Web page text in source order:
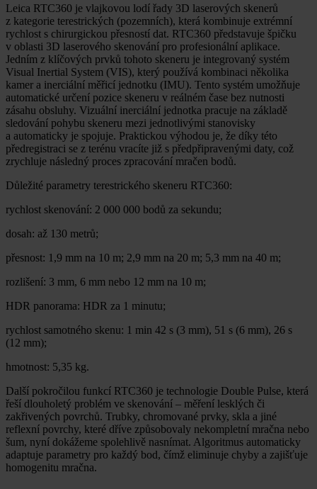
Leica RTC360 je vlajkovou lodí řady 3D laserových skenerů
z kategorie terestrických (pozemních), která kombinuje extrémní
rychlost s chirurgickou přesností dat. RTC360 představuje špičku
v oblasti 3D laserového skenování pro profesionální aplikace.
Jedním z klíčových prvků tohoto skeneru je integrovaný systém
Visual Inertial System (VIS), který používá kombinaci několika
kamer a inerciální měřicí jednotku (IMU). Tento systém umožňuje
automatické určení pozice skeneru v reálném čase bez nutnosti
zásahu obsluhy. Vizuální inerciální jednotka pracuje na základě
sledování pohybu skeneru mezi jednotlivými stanovisky
a automaticky je spojuje. Praktickou výhodou je, že díky této
předregistraci se z terénu vracíte již s předpřipravenými daty, což
zrychluje následný proces zpracování mračen bodů.
Důležité parametry terestrického skeneru RTC360:
rychlost skenování: 2 000 000 bodů za sekundu;
dosah: až 130 metrů;
přesnost: 1,9 mm na 10 m; 2,9 mm na 20 m; 5,3 mm na 40 m;
rozlišení: 3 mm, 6 mm nebo 12 mm na 10 m;
HDR panorama: HDR za 1 minutu;
rychlost samotného skenu: 1 min 42 s (3 mm), 51 s (6 mm), 26 s
(12 mm);
hmotnost: 5,35 kg.
Další pokročilou funkcí RTC360 je technologie Double Pulse, která
řeší dlouholetý problém ve skenování – měření lesklých či
zakřivených povrchů. Trubky, chromované prvky, skla a jiné
reflexní povrchy, které dříve způsobovaly nekompletní mračna nebo
šum, nyní dokážeme spolehlivě nasnímat. Algoritmus automaticky
adaptuje parametry pro každý bod, čímž eliminuje chyby a zajišťuje
homogenitu mračna.